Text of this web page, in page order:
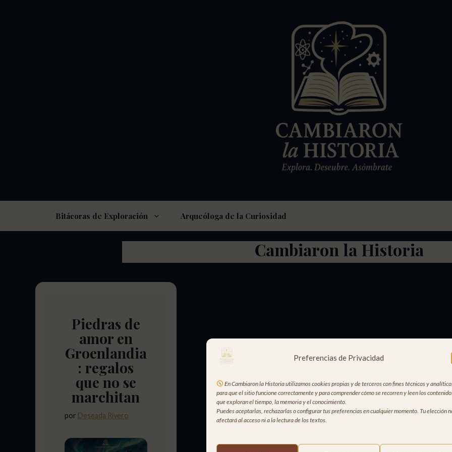
Preferencias de Privacidad
En Cambiaron la Historia utilizamos cookies propias y de terceros con fines técnicos y
para que el sitio funcione correctamente y para comprender cómo se recorren y leen los
que exploran el tiempo, la memoria y el conocimiento.
Puedes aceptarlas, rechazarlas o configurar tus preferencias en cualquier momento. Tu elección
afectará al acceso ni a la lectura de los textos.
Bitácoras de Exploración Arqueóloga de la Curiosidad
Cambiaron la Historia
Piedras de
amor en
Groenlandia
: regalos
que no se
marchitan
por Deseada Rivero